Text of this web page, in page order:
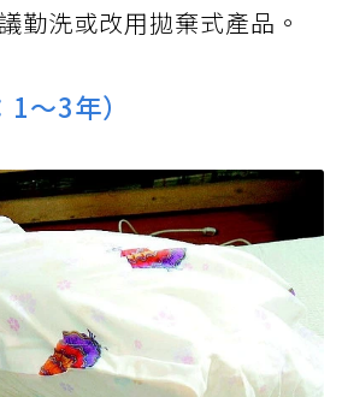
勤洗或改用拋棄式產品。
～3年）